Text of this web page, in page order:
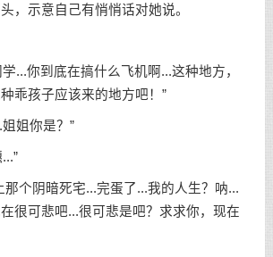
，示意自己有悄悄话对她说。
你到底在搞什么飞机啊...这种地方，
乖孩子应该来的地方吧！”
姐你是？”
个阴暗死宅...完蛋了...我的人生？呐...
很可悲吧...很可悲是吧？求求你，现在